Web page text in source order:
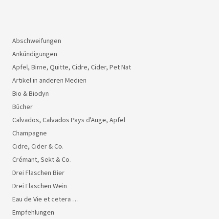
Abschweifungen
Ankündigungen
Apfel, Birne, Quitte, Cidre, Cider, Pet Nat
Artikel in anderen Medien
Bio & Biodyn
Bücher
Calvados, Calvados Pays d'Auge, Apfel
Champagne
Cidre, Cider & Co.
Crémant, Sekt & Co.
Drei Flaschen Bier
Drei Flaschen Wein
Eau de Vie et cetera …
Empfehlungen